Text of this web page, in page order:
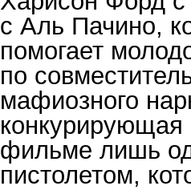
с Аль Пачино,
помогает
по
мафиозного
конкурирующая
фильме лишь
пистолетом,